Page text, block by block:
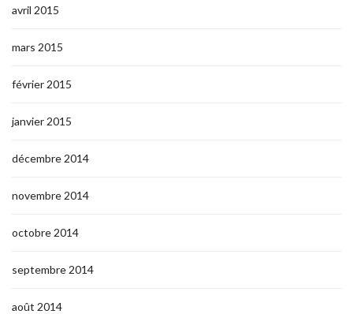
avril 2015
mars 2015
février 2015
janvier 2015
décembre 2014
novembre 2014
octobre 2014
septembre 2014
août 2014